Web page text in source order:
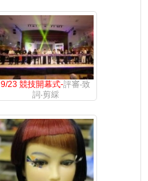
9/23 競技開幕式-評審‧致
詞‧剪綵